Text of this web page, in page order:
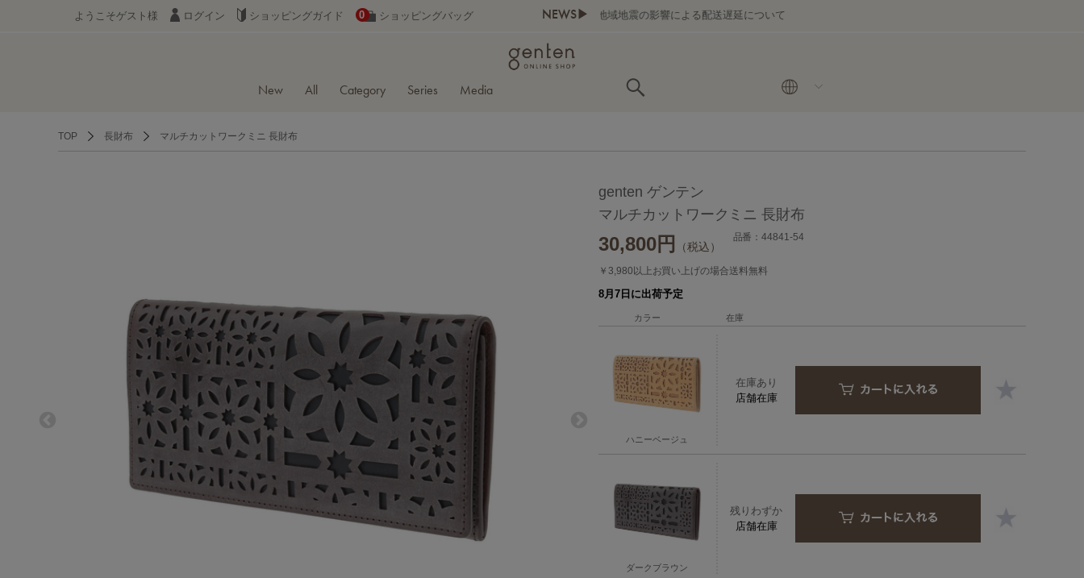
ようこそゲスト様 ログイン ショッピングガイド ショッピングバッグ
0 NEWS▶
の影響による配送遅延について
New All Category Series Media
TOP 長財布 マルチカットワークミニ 長財布
genten ゲンテン
マルチカットワークミニ 長財布
30,800円 （税込）
品番：44841-54
￥3,980以上お買い上げの場合送料無料
8月7日に出荷予定
カラー 在庫
ハニーベージュ
在庫あり
店舗在庫
ダークブラウン
残りわずか
店舗在庫